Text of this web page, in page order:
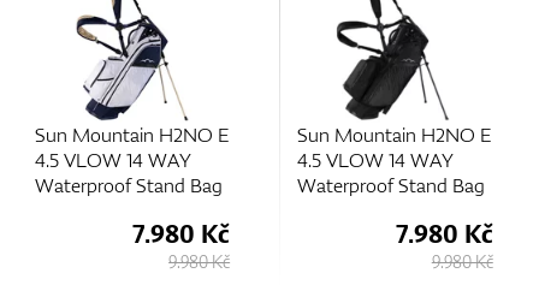
E
Bag
Sun Mountain H2NO E
4.5 VLOW 14 WAY
Waterproof Stand Bag
Sun Mountain
4.5 VLOW 14
Waterproof